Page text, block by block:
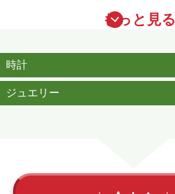
もっと見る
時計
ジュエリー